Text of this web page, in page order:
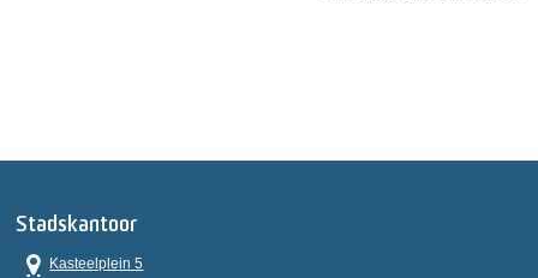
Stadskantoor
Kasteelplein 5